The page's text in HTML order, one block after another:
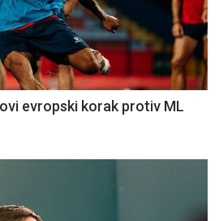
evropski korak protiv ML